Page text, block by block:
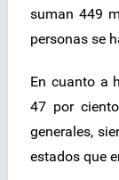
suman 449
personas se
En cuanto a
47 por
generales,
estados que